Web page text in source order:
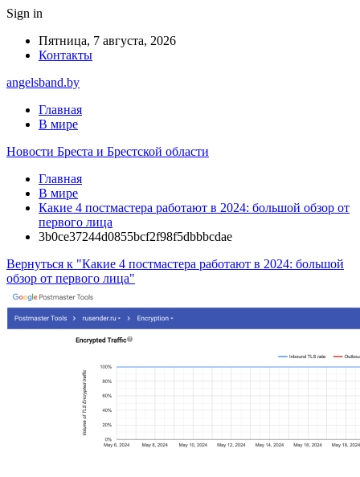
Sign in
Пятница, 7 августа, 2026
Контакты
angelsband.by
Главная
В мире
Новости Бреста и Брестской области
Главная
В мире
Какие 4 постмастера работают в 2024: большой обзор от
первого лица
3b0ce37244d0855bcf2f98f5dbbbcdae
Вернуться к "Какие 4 постмастера работают в 2024: большой
обзор от первого лица"